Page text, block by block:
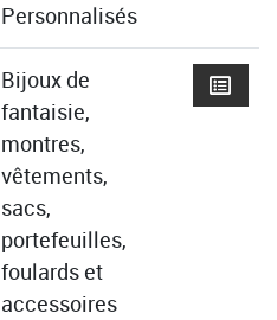
Personnalisés
Bijoux de
fantaisie,
montres,
vêtements,
sacs,
portefeuilles,
foulards et
accessoires